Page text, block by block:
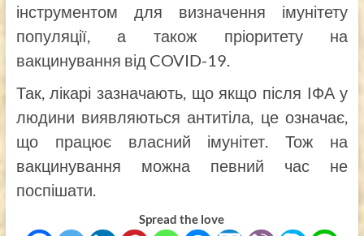
інструментом для визначення імунітету
популяції, а також пріоритету на
вакцинування від COVID-19.
Так, лікарі зазначають, що якщо після ІФА у
людини виявляються антитіла, це означає,
що працює власний імунітет. Тож на
вакцинування можна певний час не
поспішати.
Spread the love